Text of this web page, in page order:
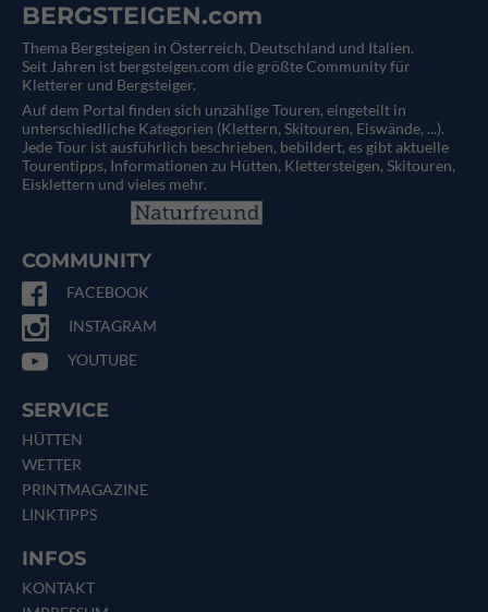
BERGSTEIGEN.com
Thema Bergsteigen in Österreich, Deutschland und Italien.
Seit Jahren ist bergsteigen.com die größte Community für
Kletterer und Bergsteiger.
Auf dem Portal finden sich unzählige Touren, eingeteilt in
unterschiedliche Kategorien (Klettern, Skitouren, Eiswände, ...).
Jede Tour ist ausführlich beschrieben, bebildert, es gibt aktuelle
Tourentipps, Informationen zu Hütten, Klettersteigen, Skitouren,
Eisklettern und vieles mehr.
COMMUNITY
FACEBOOK
INSTAGRAM
YOUTUBE
SERVICE
HÜTTEN
WETTER
PRINTMAGAZINE
LINKTIPPS
INFOS
KONTAKT